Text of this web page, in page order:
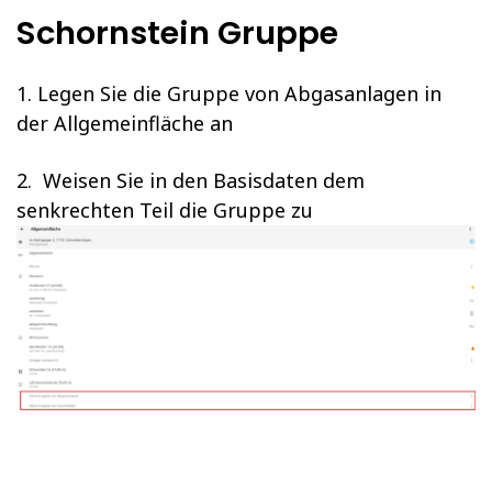
Schornstein Gruppe
1. Legen Sie die Gruppe von Abgasanlagen in
der Allgemeinfläche an
2. Weisen Sie in den Basisdaten dem
senkrechten Teil die Gruppe zu